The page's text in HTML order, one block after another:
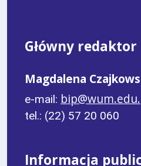
Główny
Magdalena
e-mail:
tel.: (22) 57 20 060
Informacja